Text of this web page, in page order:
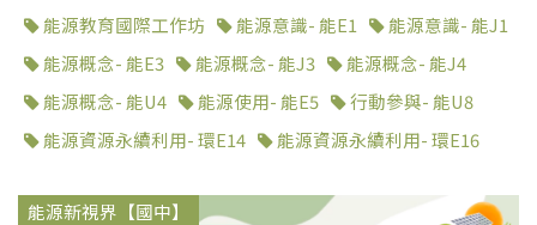
能源教育國際工作坊
能源意識- 能E1
能源意識- 能J1
能源概念- 能E3
能源概念- 能J3
能源概念- 能J4
能源概念- 能U4
能源使用- 能E5
行動參與- 能U8
能源資源永續利用- 環E14
能源資源永續利用- 環E16
能源新視界【國中】